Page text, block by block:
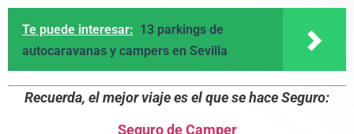
Te puede interesar: 13 parkings de
autocaravanas y campers en Sevilla
Recuerda, el mejor viaje es el que se hace Seguro:
Seguro de Camper